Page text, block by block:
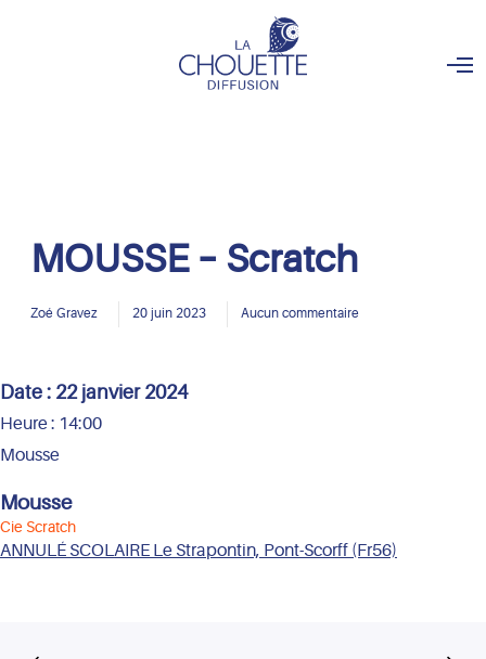
O
MOUSSE – Scratch
Zoé Gravez 20 juin 2023 Aucun commentaire
Date : 22 janvier 2024
Heure : 14:00
Mousse
Mousse
Cie Scratch
ANNULÉ SCOLAIRE Le Strapontin, Pont-Scorff (Fr56)